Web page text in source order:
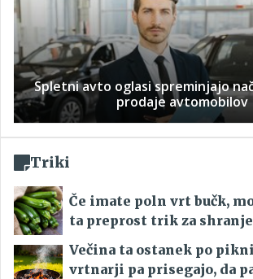
Spletni avto oglasi spreminjajo
prodaje avtomobilov
Triki
Če imate poln vrt bučk,
ta preprost trik za
Večina ta ostanek po
vrtnarji pa prisegajo, da